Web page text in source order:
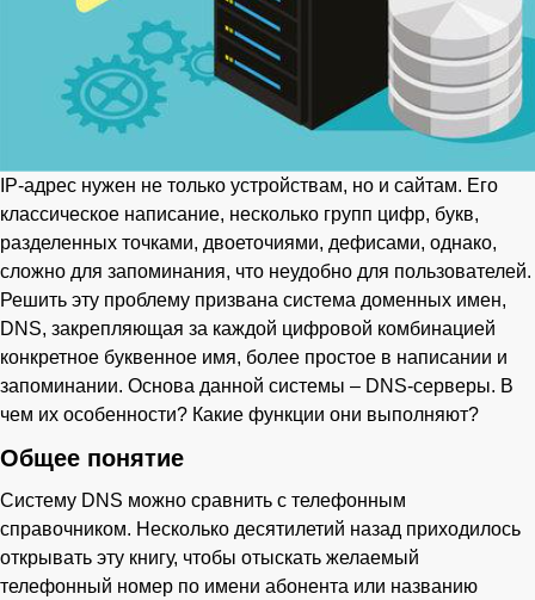
IP-адрес нужен не только устройствам, но и сайтам. Его
классическое написание, несколько групп цифр, букв,
разделенных точками, двоеточиями, дефисами, однако,
сложно для запоминания, что неудобно для пользователей.
Решить эту проблему призвана система доменных имен,
DNS, закрепляющая за каждой цифровой комбинацией
конкретное буквенное имя, более простое в написании и
запоминании. Основа данной системы – DNS-серверы. В
чем их особенности? Какие функции они выполняют?
Общее понятие
Систему DNS можно сравнить с телефонным
справочником. Несколько десятилетий назад приходилось
открывать эту книгу, чтобы отыскать желаемый
телефонный номер по имени абонента или названию